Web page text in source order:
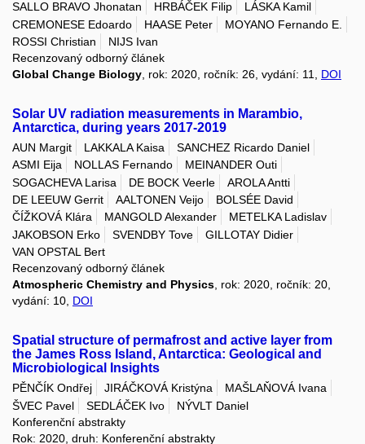
SALLO BRAVO Jhonatan
HRBÁČEK Filip
LÁSKA Kamil
CREMONESE Edoardo
HAASE Peter
MOYANO Fernando E.
ROSSI Christian
NIJS Ivan
Recenzovaný odborný článek
Global Change Biology , rok: 2020, ročník: 26, vydání: 11, DOI
Solar UV radiation measurements in Marambio,
Antarctica, during years 2017-2019
AUN Margit LAKKALA Kaisa
SANCHEZ Ricardo Daniel
ASMI Eija
NOLLAS Fernando
MEINANDER Outi
SOGACHEVA Larisa
DE BOCK Veerle
AROLA Antti
DE LEEUW Gerrit
AALTONEN Veijo
BOLSÉE David
ČÍŽKOVÁ Klára
MANGOLD Alexander
METELKA Ladislav
JAKOBSON Erko
SVENDBY Tove
GILLOTAY Didier
VAN OPSTAL Bert
Recenzovaný odborný článek
Atmospheric Chemistry and Physics , rok: 2020, ročník: 20,
vydání: 10, DOI
Spatial structure of permafrost and active layer from
the James Ross Island, Antarctica: Geological and
Microbiological Insights
PĚNČÍK Ondřej JIRÁČKOVÁ Kristýna
MAŠLAŇOVÁ Ivana
ŠVEC Pavel
SEDLÁČEK Ivo
NÝVLT Daniel
Konferenční abstrakty
Rok: 2020, druh: Konferenční abstrakty